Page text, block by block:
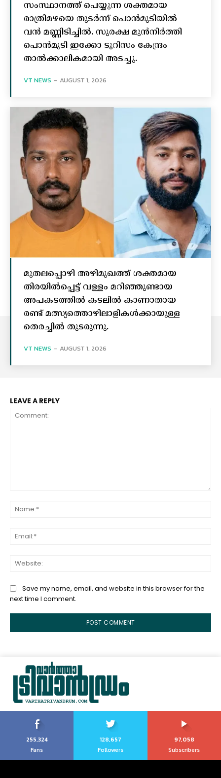
സംസ്ഥാനത്ത് പെയ്യുന്ന ശക്തമായ
രാത്രിമഴയെ തുടർന്ന് പൊൻമുടിയില്‍
വൻ മണ്ണിടിച്ചില്‍. സുരക്ഷ മുൻനിർത്തി
പൊൻമുടി ഇക്കോ ടൂറിസം കേന്ദ്രം
താല്‍ക്കാലികമായി അടച്ചു.
VT NEWS - AUGUST 1, 2026
മുതലപ്പൊഴി അഴിമുഖത്ത് ശക്തമായ
തിരയിൽപ്പെട്ട് വള്ളം മറിഞ്ഞുണ്ടായ
അപകടത്തിൽ കടലിൽ കാണാതായ
രണ്ട് മത്സ്യത്തൊഴിലാളികൾക്കായുള്ള
തെരച്ചിൽ തുടരുന്നു.
VT NEWS - AUGUST 1, 2026
LEAVE A REPLY
Save my name, email, and website in this browser for the
next time I comment.
255,324
Fans
128,657
Followers
97,058
Subscribers